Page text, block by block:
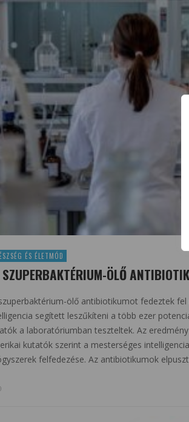
ÉS ÉLETMÓD
ÖLŐ
ölő antibiotikumot fedeztek
segített leszűkíteni a több ezer
a laboratóriumban teszteltek. Az
kutatók szerint a mesterséges
felfedezése. Az antibiotikumok